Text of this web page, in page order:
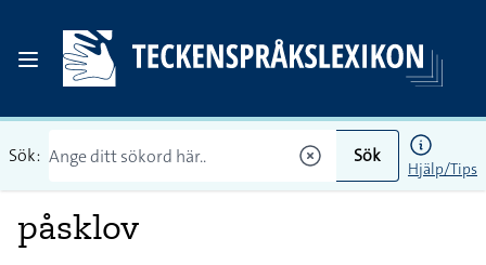
Sök: Sök
Hjälp/Tips
påsklov